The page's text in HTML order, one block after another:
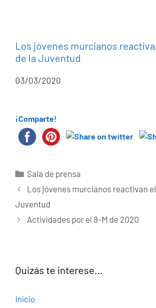
Los jóvenes murcianos
de la Juventud
03/03/2020
¡Comparte!
Categorías
Sala de prensa
Los jóvenes murcianos reactivan
Juventud
Actividades por el 8-M de 2020
Quizás te interese…
Inicio